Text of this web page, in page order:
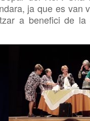
ja que es
a benefici de la